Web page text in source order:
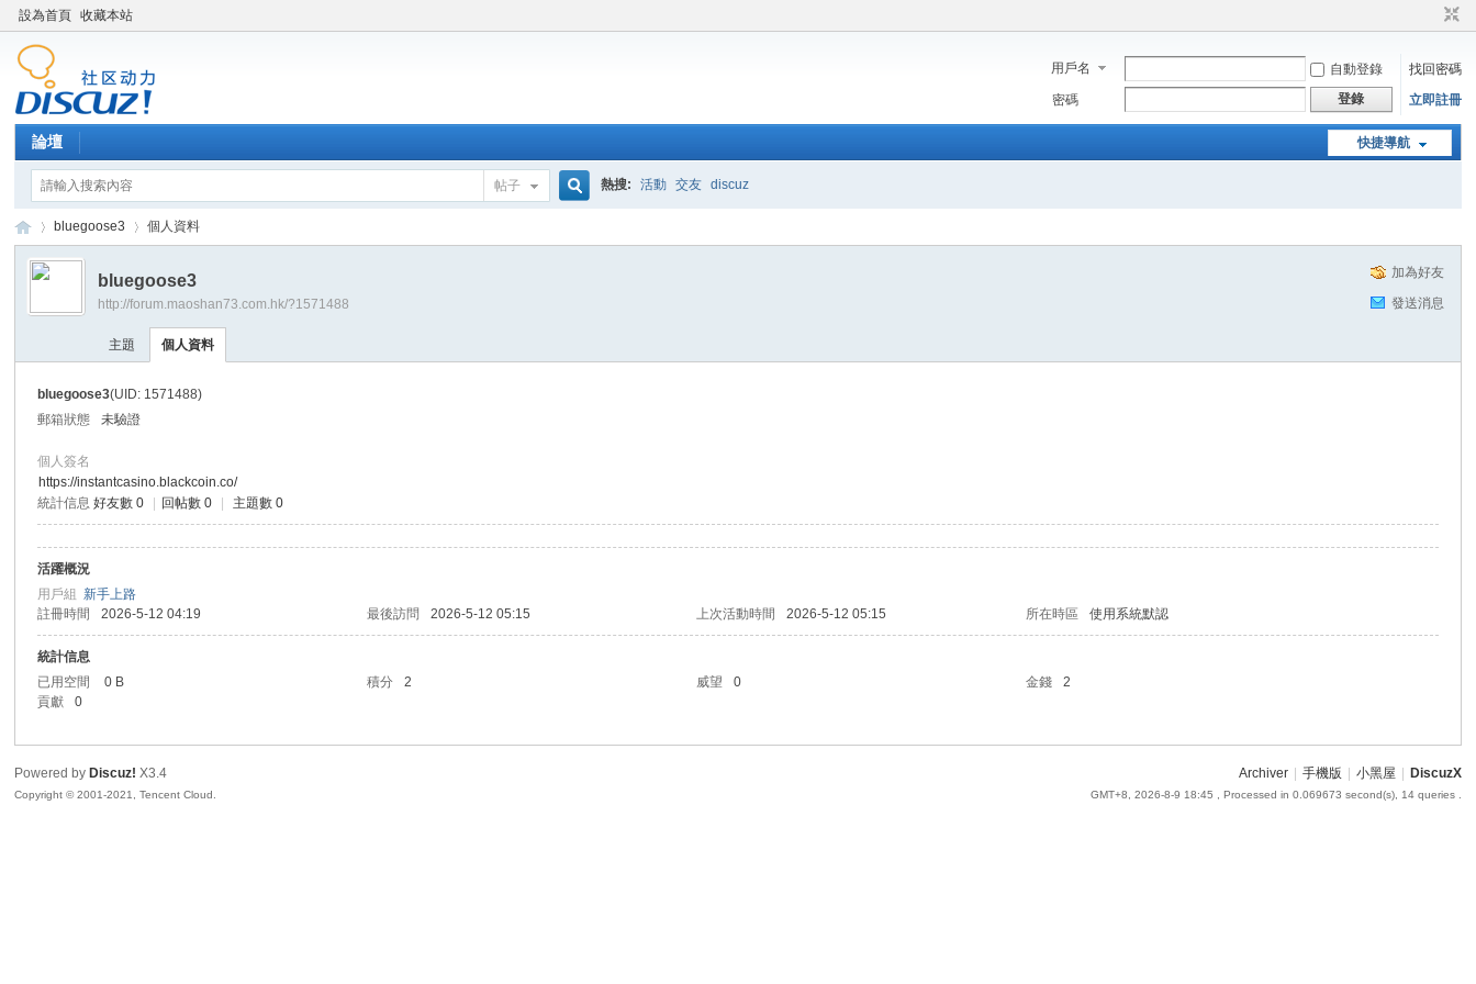
設為首頁 收藏本站
用戶名 自動登錄
找回密碼
密碼
登錄 立即註冊
快捷導航
論壇
帖子 熱搜: 活動 交友 discuz
›
bluegoose3 個人資料
加為好友
發送消息
bluegoose3
http://forum.maoshan73.com.hk/?1571488
主題 個人資料
bluegoose3(UID: 1571488)
郵箱狀態
未驗證
個人簽名
https://instantcasino.blackcoin.co/
統計信息 好友數 0 回帖數 0 主題數 0
活躍概況
用戶組新手上路
註冊時間
2026-5-12 04:19 最後訪問 2026-5-12 05:15 上次活動時間 2026-5-12 05:15 所在時區 使用系統默認
統計信息
已用空間
0 B 積分 2 威望 0 金錢
2
貢獻
0
Archiver 手機版 小黑屋 DiscuzX
GMT+8, 2026-8-9 18:45 , Processed in 0.069673 second(s), 14 queries .
Powered by Discuz! X3.4
Copyright © 2001-2021, Tencent Cloud.